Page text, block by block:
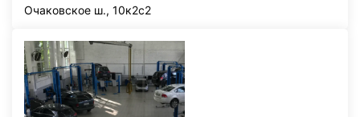
Очаковское ш., 10к2с2